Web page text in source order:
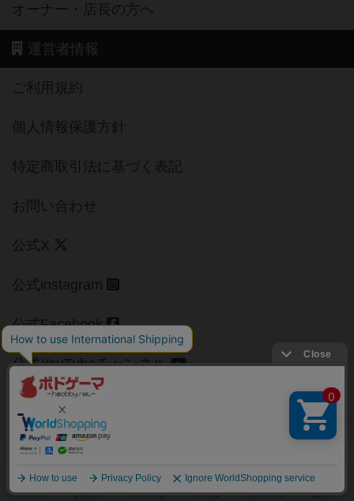
オーナー・店長の方へ
運営者情報
ご利用規約
個人情報保護方針
特定商取引法に基づく表記
お問い合わせ
公式X
公式instagram
公式Facebook
公式YouTubeチャンネル